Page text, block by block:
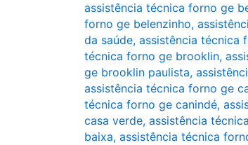
assistência técnica forno ge
forno ge belenzinho,
da saúde, assistência técnica
técnica forno ge brooklin,
ge brooklin paulista,
assistência técnica forno ge
técnica forno ge canindé,
casa verde, assistência
baixa, assistência técnica